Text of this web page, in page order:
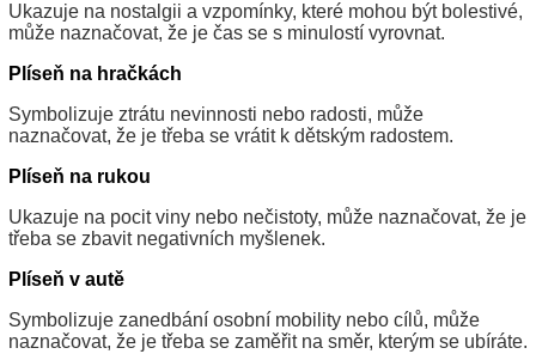
Ukazuje na nostalgii a vzpomínky, které mohou být bolestivé,
může naznačovat, že je čas se s minulostí vyrovnat.
Plíseň na hračkách
Symbolizuje ztrátu nevinnosti nebo radosti, může
naznačovat, že je třeba se vrátit k dětským radostem.
Plíseň na rukou
Ukazuje na pocit viny nebo nečistoty, může naznačovat, že je
třeba se zbavit negativních myšlenek.
Plíseň v autě
Symbolizuje zanedbání osobní mobility nebo cílů, může
naznačovat, že je třeba se zaměřit na směr, kterým se ubíráte.